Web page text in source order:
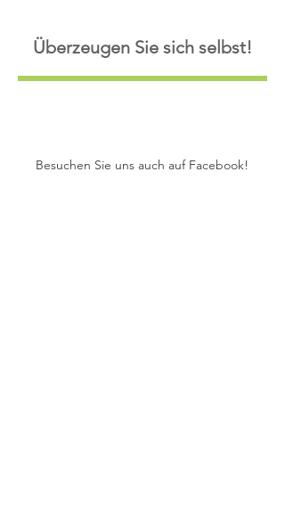
Überzeugen Sie sich selbst!
Besuchen Sie uns auch auf Facebook!